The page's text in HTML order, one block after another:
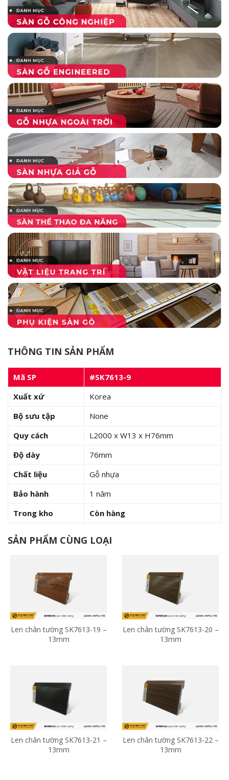
THÔNG TIN SẢN PHẨM
Mã SP
#SK7613-9
Xuất xứ
Korea
Bộ sưu tập
None
Quy cách
L2000 x W13 x H76mm
Độ dày
76mm
Chất liệu
Gỗ nhựa
Bảo hành
1 năm
Trong kho
Còn hàng
SẢN PHẨM CÙNG LOẠI
Len chân tường SK7613-19 –
13mm
Len chân tường SK7613-20 –
13mm
Len chân tường SK7613-21 –
13mm
Len chân tường SK7613-22 –
13mm